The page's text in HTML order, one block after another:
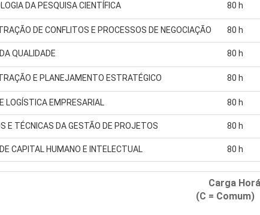
DA PESQUISA CIENTÍFICA 80 h
DE CONFLITOS E PROCESSOS DE NEGOCIAÇÃO 80 h
QUALIDADE 80 h
E PLANEJAMENTO ESTRATÉGICO 80 h
LOGÍSTICA EMPRESARIAL 80 h
E TÉCNICAS DA GESTÃO DE PROJETOS 80 h
CAPITAL HUMANO E INTELECTUAL 80 h
Carga
(C =